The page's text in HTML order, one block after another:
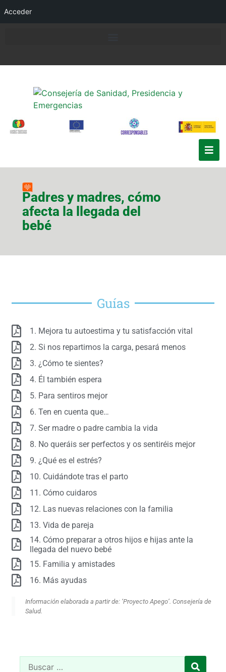
Acceder
Padres y madres, cómo
afecta la llegada del
bebé
Guías
1. Mejora tu autoestima y tu satisfacción vital
2. Si nos repartimos la carga, pesará menos
3. ¿Cómo te sientes?
4. Él también espera
5. Para sentiros mejor
6. Ten en cuenta que…
7. Ser madre o padre cambia la vida
8. No queráis ser perfectos y os sentiréis mejor
9. ¿Qué es el estrés?
10. Cuidándote tras el parto
11. Cómo cuidaros
12. Las nuevas relaciones con la familia
13. Vida de pareja
14. Cómo preparar a otros hijos e hijas ante la
llegada del nuevo bebé
15. Familia y amistades
16. Más ayudas
Información elaborada a partir de: ‘Proyecto Apego’. Consejería de
Salud.